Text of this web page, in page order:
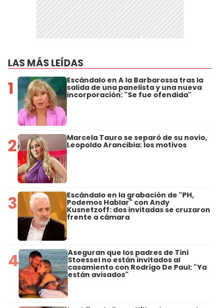
LAS MÁS LEÍDAS
1 Escándalo en A la Barbarossa tras la
salida de una panelista y una nueva
incorporación: "Se fue ofendida"
2 Marcela Tauro se separó de su novio,
Leopoldo Arancibia: los motivos
3 Escándalo en la grabación de "PH,
Podemos Hablar" con Andy
Kusnetzoff: dos invitadas se cruzaron
frente a cámara
4 Aseguran que los padres de Tini
Stoessel no están invitados al
casamiento con Rodrigo De Paul: "Ya
están avisados"